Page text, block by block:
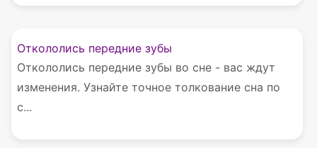
Откололись передние зубы
Откололись передние зубы во сне - вас ждут
изменения. Узнайте точное толкование сна по
с...